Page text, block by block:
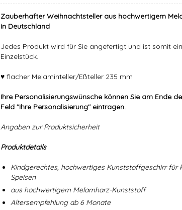
Zauberhafter Weihnachtsteller aus hochwertigem
in Deutschland
Jedes Produkt wird für Sie angefertigt und ist somit
Einzelstück.
♥ flacher Melaminteller/Eßteller 235 mm
Ihre Personalisierungswünsche können Sie am Ende
Feld "Ihre Personalisierung" eintragen.
Angaben zur Produktsicherheit
Produktdetails
Kindgerechtes, hochwertiges Kunststoffgeschirr für
Speisen
aus hochwertigem Melamharz-Kunststoff
Altersempfehlung ab 6 Monate